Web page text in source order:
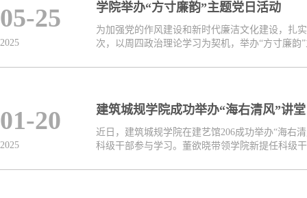
05-25
2025
学院举办“方寸廉韵”主题党日活动
为加强党的作风建设和新时代廉洁文化建设，扎
次，以周四政治理论学习为契机，举办“方寸廉韵
01-20
2025
建筑城规学院成功举办“海右清风”讲堂
近日，建筑城规学院在建艺馆206成功举办“海右
科级干部参与学习。董欲晓带领学院新提任科级